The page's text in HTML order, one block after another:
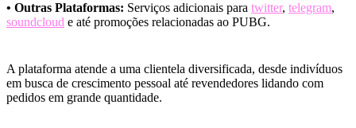
• Outras Plataformas: Serviços adicionais para twitter, telegram,
soundcloud e até promoções relacionadas ao PUBG.
A plataforma atende a uma clientela diversificada, desde indivíduos
em busca de crescimento pessoal até revendedores lidando com
pedidos em grande quantidade.